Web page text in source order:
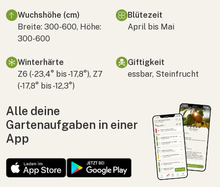
Wuchshöhe (cm)
Breite: 300-600, Höhe:
300-600
Blütezeit
April bis Mai
Winterhärte
Z6 (-23,4° bis -17,8°), Z7
(-17,8° bis -12,3°)
Giftigkeit
essbar, Steinfrucht
Alle deine
Gartenaufgaben in einer
App